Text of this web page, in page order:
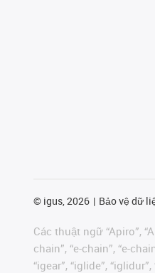
© igus, 2026 Bảo vệ dữ
Các thuật ngữ “Apiro”,
chain”, “e-chain”, “e-
“igear”, “iglide”,